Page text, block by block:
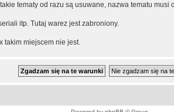
tematy od razu są usuwane, nazwa tematu
itp. Tutaj warez jest zabroniony.
takim miejscem nie jest.